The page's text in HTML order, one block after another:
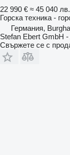
22 990 € ≈ 45 040 лв.
Горска техника -
Германия,
Stefan Ebert GmbH
Свържете се с